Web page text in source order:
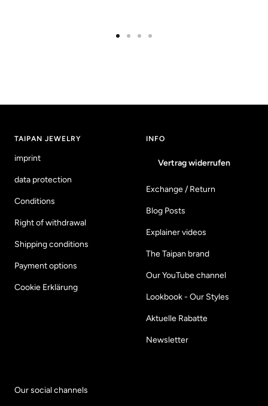
TAIPAN JEWELRY
imprint
data protection
Conditions
Right of withdrawal
Shipping conditions
Payment options
Cookie Erklärung
INFO
Vertrag widerrufen
Exchange / Return
Blog Posts
Explainer videos
The Taipan brand
Our YouTube channel
Lookbook - Our Styles
Aktuelle Rabatte
Newsletter
Our social channels